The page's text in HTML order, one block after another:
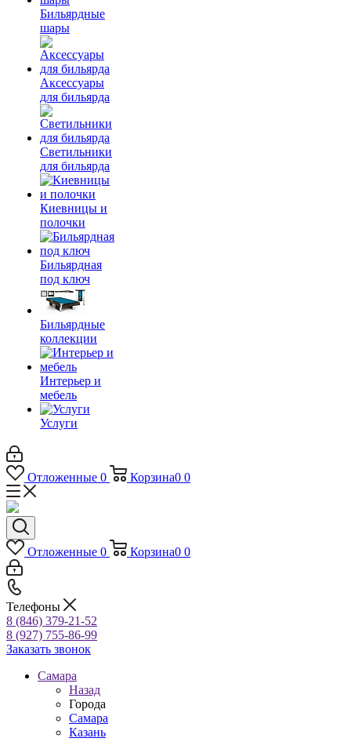
Бильярдные
шары
Аксессуары
для бильярда
Светильники
для бильярда
Киевницы и
полочки
Бильярдная
под ключ
Бильярдные
коллекции
Интерьер и
мебель
Услуги
Отложенные 0 Корзина0 0
Отложенные 0 Корзина0 0
Телефоны
8 (846) 379-21-52
8 (927) 755-86-99
Заказать звонок
Самара
Назад
Города
Самара
Казань